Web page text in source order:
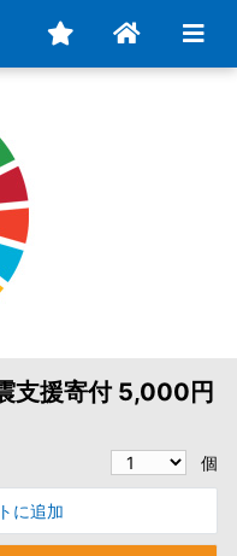
支援寄付 5,000円
個
に追加